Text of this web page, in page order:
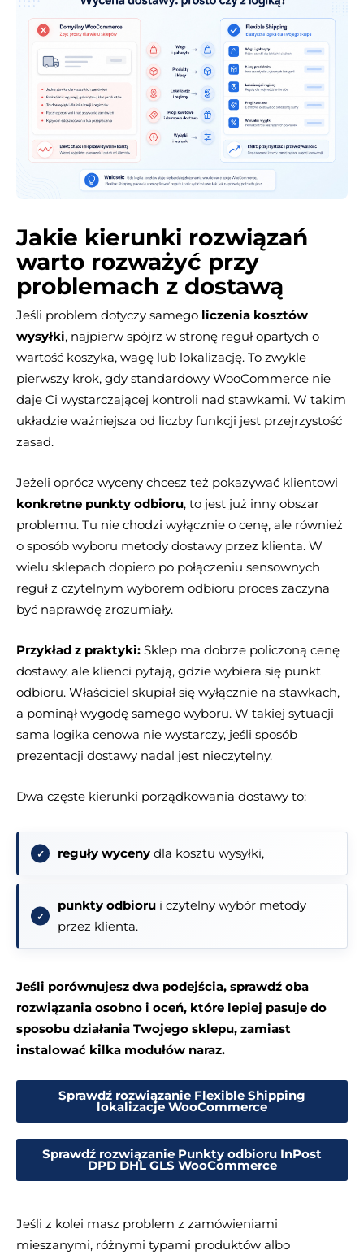
Jakie kierunki rozwiązań
warto rozważyć przy
problemach z dostawą
Jeśli problem dotyczy samego liczenia kosztów
wysyłki, najpierw spójrz w stronę reguł opartych o
wartość koszyka, wagę lub lokalizację. To zwykle
pierwszy krok, gdy standardowy WooCommerce nie
daje Ci wystarczającej kontroli nad stawkami. W takim
układzie ważniejsza od liczby funkcji jest przejrzystość
zasad.
Jeżeli oprócz wyceny chcesz też pokazywać klientowi
konkretne punkty odbioru, to jest już inny obszar
problemu. Tu nie chodzi wyłącznie o cenę, ale również
o sposób wyboru metody dostawy przez klienta. W
wielu sklepach dopiero po połączeniu sensownych
reguł z czytelnym wyborem odbioru proces zaczyna
być naprawdę zrozumiały.
Przykład z praktyki: Sklep ma dobrze policzoną cenę
dostawy, ale klienci pytają, gdzie wybiera się punkt
odbioru. Właściciel skupiał się wyłącznie na stawkach,
a pominął wygodę samego wyboru. W takiej sytuacji
sama logika cenowa nie wystarczy, jeśli sposób
prezentacji dostawy nadal jest nieczytelny.
Dwa częste kierunki porządkowania dostawy to:
reguły wyceny dla kosztu wysyłki,
punkty odbioru i czytelny wybór metody
przez klienta.
Jeśli porównujesz dwa podejścia, sprawdź oba
rozwiązania osobno i oceń, które lepiej pasuje do
sposobu działania Twojego sklepu, zamiast
instalować kilka modułów naraz.
Sprawdź rozwiązanie Flexible Shipping
lokalizacje WooCommerce
Sprawdź rozwiązanie Punkty odbioru InPost
DPD DHL GLS WooCommerce
Jeśli z kolei masz problem z zamówieniami
mieszanymi, różnymi typami produktów albo